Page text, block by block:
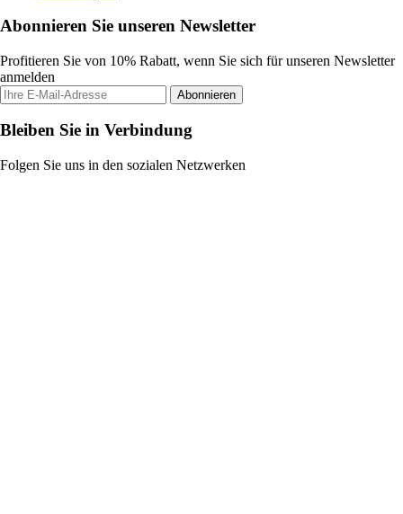
Abonnieren Sie unseren Newsletter
Profitieren Sie von 10% Rabatt, wenn Sie sich für unseren Newsletter
anmelden
Abonnieren
Bleiben Sie in Verbindung
Folgen Sie uns in den sozialen Netzwerken